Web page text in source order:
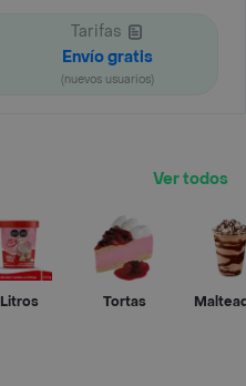
Tarifas
Envío gratis
(nuevos usuarios)
Ver todos
Litros Tortas